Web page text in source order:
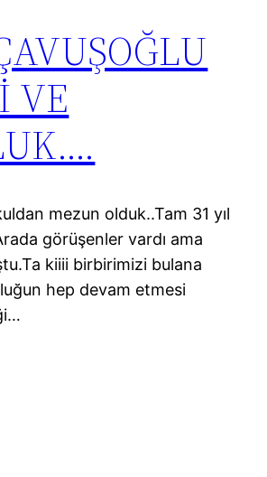
VE
mezun olduk..Tam 31 yıl
görüşenler vardı ama
kiiii birbirimizi bulana
hep devam etmesi